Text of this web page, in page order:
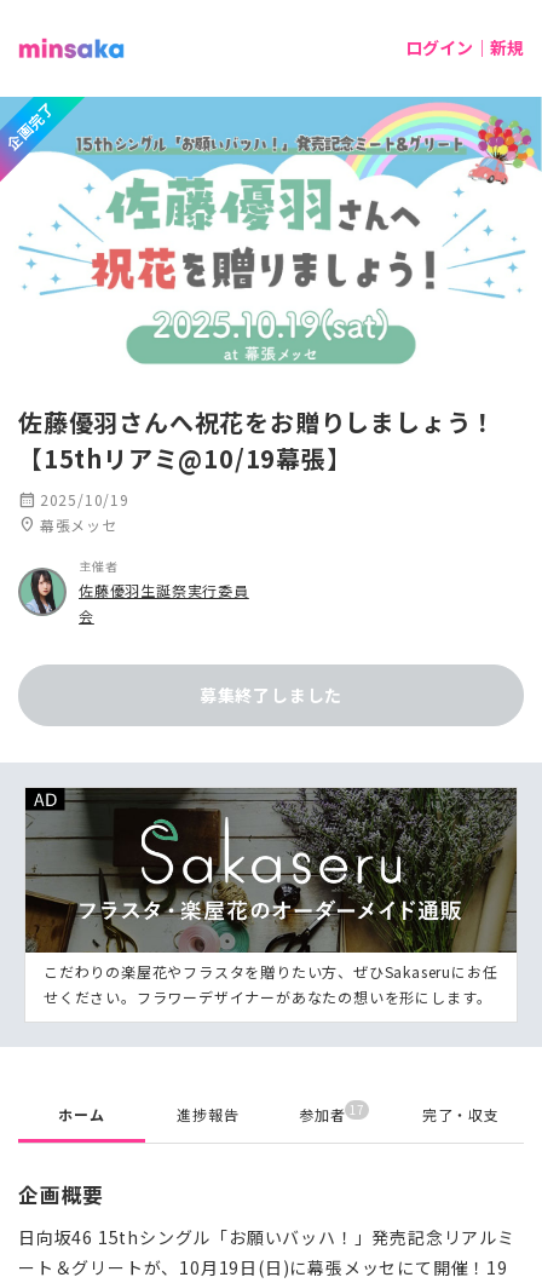
ログイン｜新規
企画完了
佐藤優羽さんへ祝花をお贈りしましょう！
【15thリアミ@10/19幕張】
calendar_month 2025/10/19
location_on 幕張メッセ
主催者
佐藤優羽生誕祭実行委員
会
募集終了しました
こだわりの楽屋花やフラスタを贈りたい方、ぜひSakaseruにお任
せください。フラワーデザイナーがあなたの想いを形にします。
ホーム 進捗報告 参加者 17 完了・収支
企画概要
日向坂46 15thシングル「お願いバッハ！」発売記念リアルミ
ート＆グリートが、10月19日(日)に幕張メッセにて開催！19